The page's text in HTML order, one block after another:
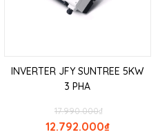
INVERTER JFY SUNTREE 5KW
3 PHA
₫
17.990.000
₫
12.792.000